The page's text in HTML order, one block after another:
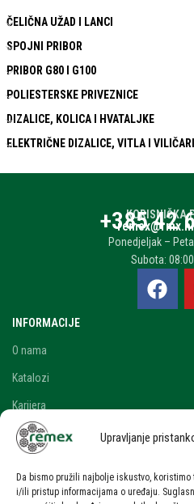
Upravljanje
Da bismo pružili najbolje iskustvo,
i/ili pristup informacijama o uređaju.
ČELIČNA UŽAD I LANCI
SPOJNI PRIBOR
PRIBOR G80 I G100
POLIESTERSKE PRIVEZNICE
DIZALICE, KOLICA I HVATALJKE
ELEKTRIČNE DIZALICE, VITLA I VILIČARI
KORISNIČKA
+385 42
Ponedjeljak –
Subota:
INFORMACIJE
O nama
Katalozi
Karijera
Blog i novosti
RAČUN